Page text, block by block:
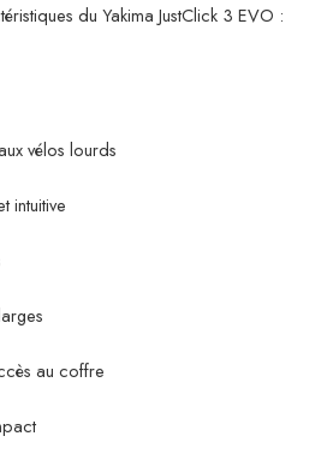
du Yakima JustClick 3 EVO :
vélos lourds
intuitive
au coffre